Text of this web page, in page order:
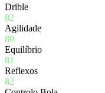
Drible
82
Agilidade
80
Equilíbrio
81
Reflexos
82